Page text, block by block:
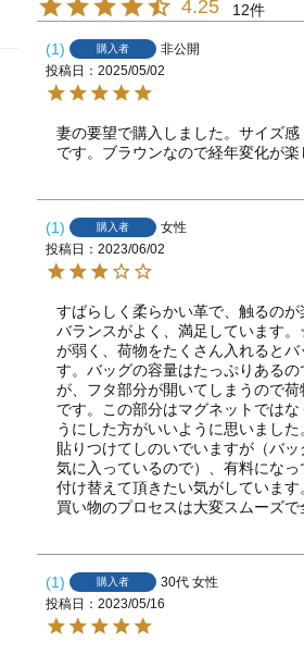
4.25 12
1 購入者
非公開
投稿日
2025/05/02
妻の要望で購入しました。サイズ
です。ブラウンなので経年変化が楽
1 購入者
女性
投稿日
2023/06/02
すばらしく柔らかい革で、触るの
バランスがよく、満足しています
が弱く、荷物をたくさん入れると
す。バッグの容量はたっぷりある
が、フタ部分が開いてしまうので
です。この部分はマグネットでは
うにした方がいいように思いまし
貼りつけてしのいでいますが（バ
気に入っているので）、有料にな
付け替えて頂きたい気がしています
買い物のプロセスは大変スムーズで
1 購入者 30代 女性
投稿日
2023/05/16